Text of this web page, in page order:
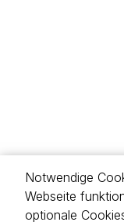
Notwendige
Webseite
optionale